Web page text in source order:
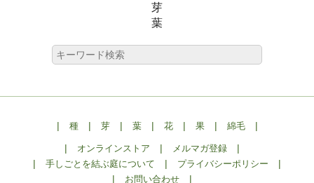
芽
葉
| 種| 芽| 葉| 花| 果| 綿毛|
| オンラインストア | メルマガ登録 |
| 手しごとを結ぶ庭について | プライバシーポリシー |
| お問い合わせ |